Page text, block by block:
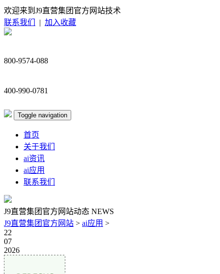
欢迎来到J9直营集团官方网站技术
联系我们
| 加入收藏
800-9574-088
400-990-0781
Toggle navigation
首页
关于我们
ai资讯
ai应用
联系我们
J9直营集团官方网站动态 NEWS
J9直营集团官方网站 > ai应用 >
22
07
2026